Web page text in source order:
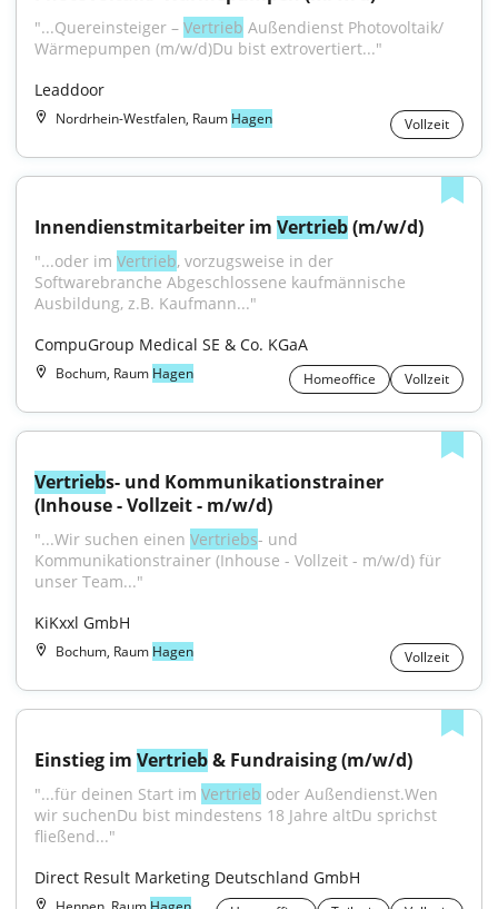
"...Quereinsteiger – Vertrieb Außendienst Photovoltaik/
Wärmepumpen (m/w/d)Du bist extrovertiert..."
Leaddoor
Nordrhein-Westfalen, Raum Hagen Vollzeit
Innendienstmitarbeiter im Vertrieb (m/w/d)
"...oder im Vertrieb, vorzugsweise in der
Softwarebranche Abgeschlossene kaufmännische
Ausbildung, z.B. Kaufmann..."
CompuGroup Medical SE & Co. KGaA
Bochum, Raum Hagen Homeoffice Vollzeit
Vertriebs- und Kommunikationstrainer
(Inhouse - Vollzeit - m/w/d)
"...Wir suchen einen Vertriebs- und
Kommunikationstrainer (Inhouse - Vollzeit - m/w/d) für
unser Team..."
KiKxxl GmbH
Bochum, Raum Hagen Vollzeit
Einstieg im Vertrieb & Fundraising (m/w/d)
"...für deinen Start im Vertrieb oder Außendienst.Wen
wir suchenDu bist mindestens 18 Jahre altDu sprichst
fließend..."
Direct Result Marketing Deutschland GmbH